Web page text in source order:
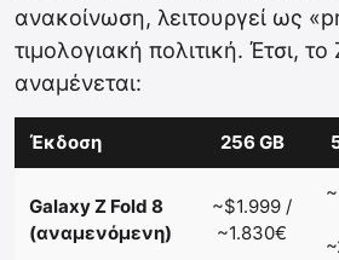
ανακοίνωση, λειτουργεί ως
τιμολογιακή πολιτική. Έτσι, το
αναμένεται:
Έκδοση 256 GB
Galaxy Z Fold 8
(αναμενόμενη)
~$1.999 /
~1.830€